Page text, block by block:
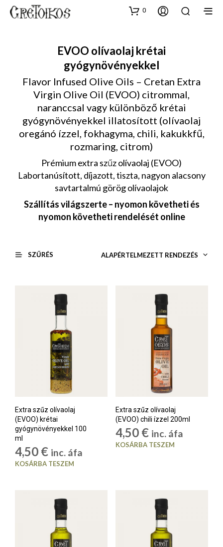
0
EVOO olívaolaj krétai
gyógynövényekkel
Flavor Infused Olive Oils – Cretan Extra
Virgin Olive Oil (EVOO) citrommal,
naranccsal vagy különböző krétai
gyógynövényekkel illatosított (olívaolaj
oregánó ízzel, fokhagyma, chili, kakukkfű,
rozmaring, citrom)
Prémium extra szűz olívaolaj (EVOO)
Labortanúsított, díjazott, tiszta, nagyon alacsony
savtartalmú görög olívaolajok
Szállítás világszerte – nyomon követheti és
nyomon követheti rendelését online
SZŰRÉS ALAPÉRTELMEZETT RENDEZÉS
Extra szűz olívaolaj
(EVOO) krétai
gyógynövényekkel 100
ml
4,50 € inc. áfa
KOSÁRBA TESZEM
Extra szűz olívaolaj
(EVOO) chili ízzel 200ml
4,50 € inc. áfa
KOSÁRBA TESZEM